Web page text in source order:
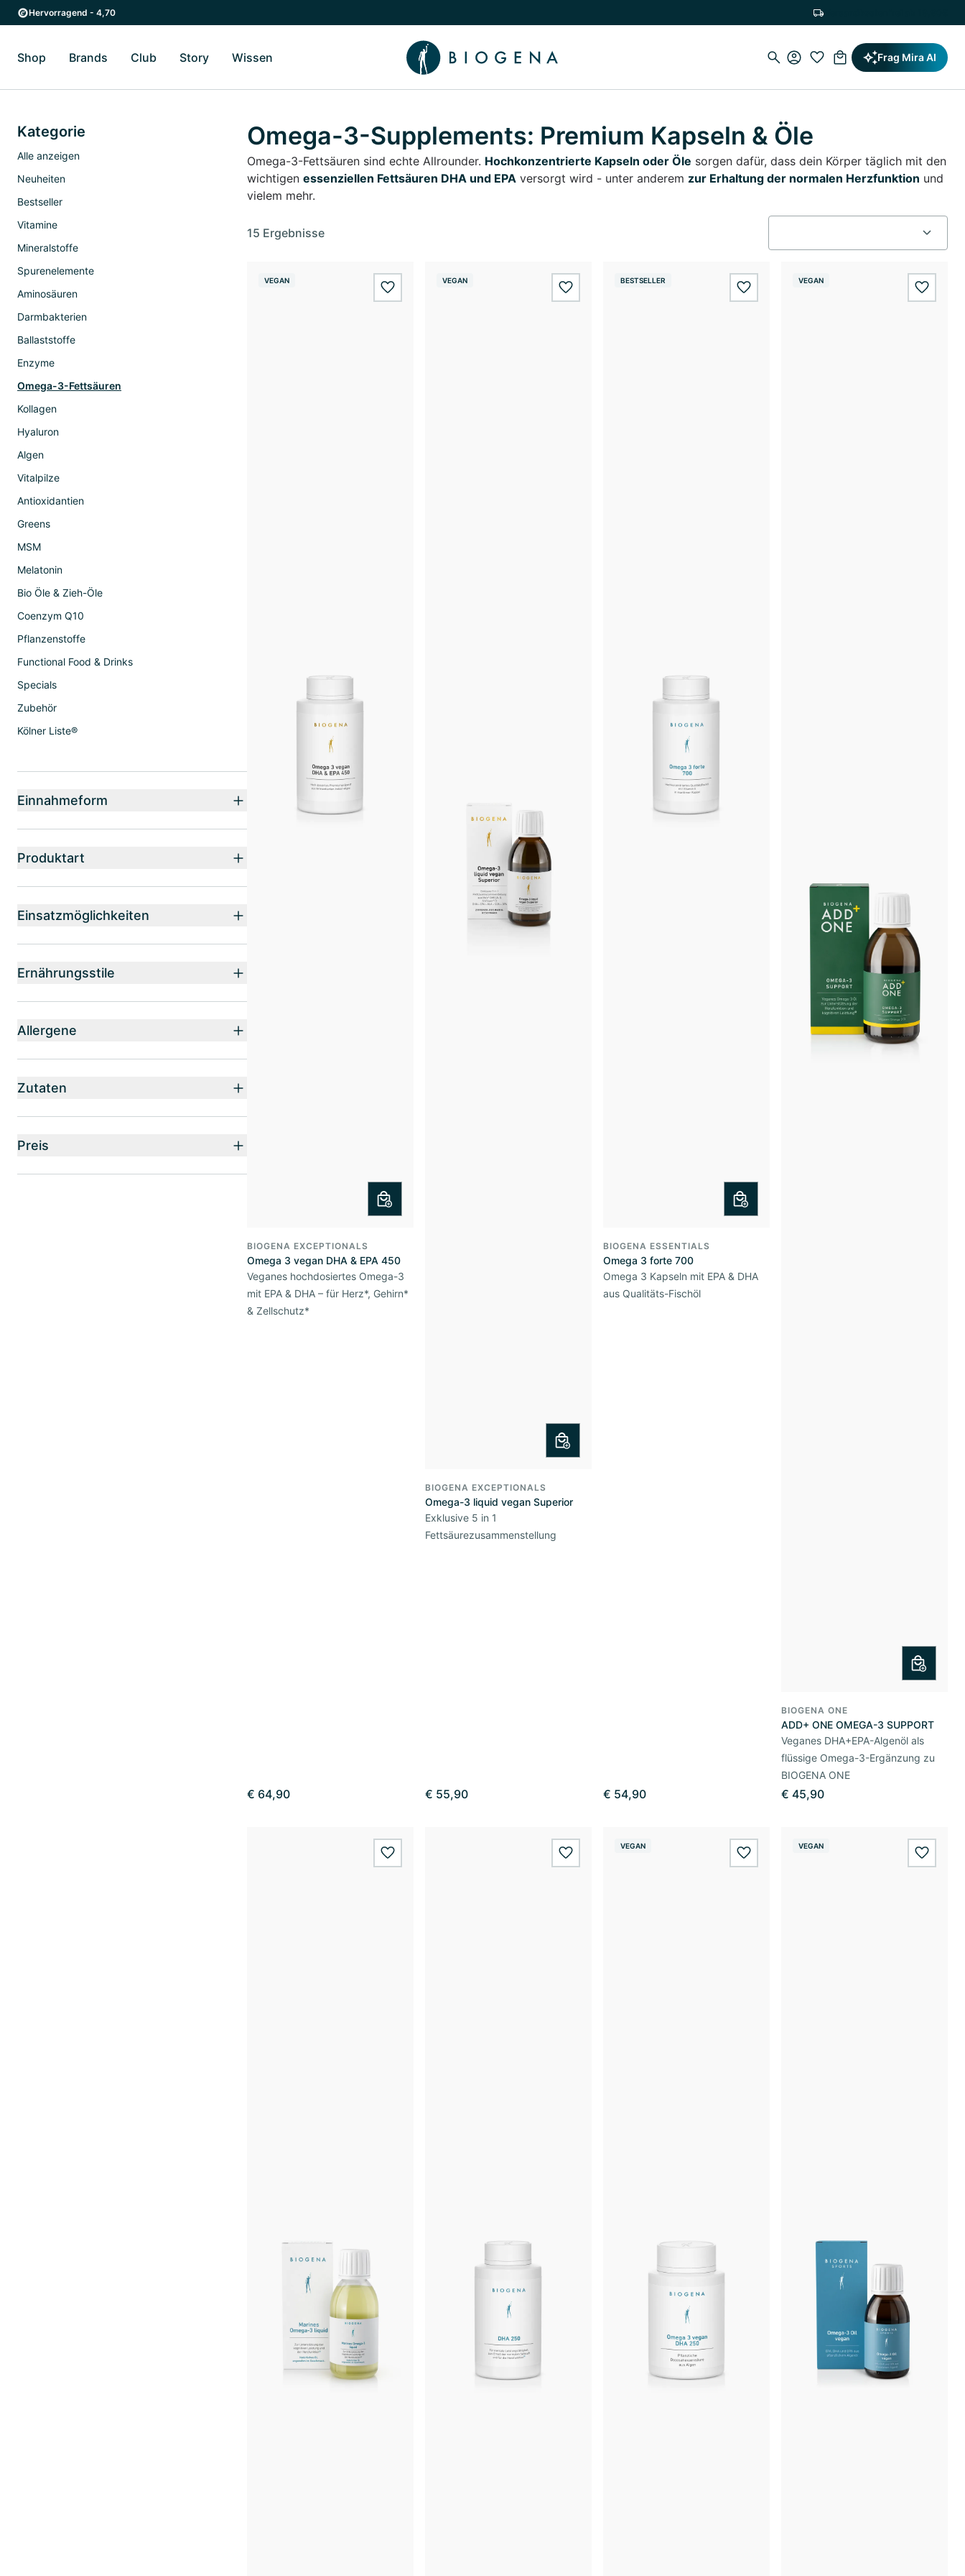
Zum Hauptinhalt springen
Zur Hauptnavigation springen
Hervorragend - 4,70
Shop Zum Untermenü Shop umschalten
Brands Zum Untermenü Brands umschalten
Club Zum Untermenü Club umschalten
Story Zum Untermenü Story umschalten
Wissen Zum Untermenü Wissen umschalten Frag Mira AI
Omega-3-Supplements: Premium Kapseln & Öle
Omega-3-Fettsäuren sind echte Allrounder. Hochkonzentrierte Kapseln oder Öle sorgen dafür, dass dein Körper täglich mit den
wichtigen essenziellen Fettsäuren DHA und EPA versorgt wird - unter anderem zur Erhaltung der normalen Herzfunktion und
vielem mehr.
15 Ergebnisse
VEGAN
wishlist.add
BIOGENA EXCEPTIONALS
Omega 3 vegan DHA & EPA 450
Veganes hochdosiertes Omega-3
mit EPA & DHA – für Herz*, Gehirn*
& Zellschutz*
€ 64,90
VEGAN
wishlist.add
BIOGENA EXCEPTIONALS
Omega-3 liquid vegan Superior
Exklusive 5 in 1
Fettsäurezusammenstellung
€ 55,90
BESTSELLER
wishlist.add
BIOGENA ESSENTIALS
Omega 3 forte 700
Omega 3 Kapseln mit EPA & DHA
aus Qualitäts-Fischöl
€ 54,90
VEGAN
BIOGENA ONE
ADD+ ONE OMEGA-3 SUPPORT
Veganes DHA+EPA-Algenöl als
flüssige Omega-3-Ergänzung zu
BIOGENA ONE
€ 45,90
wishlist.add wishlist.add
VEGAN
wishlist.add
VEGAN
Kategorie
Alle anzeigen
Neuheiten
Bestseller
Vitamine
Mineralstoffe
Spurenelemente
Aminosäuren
Darmbakterien
Ballaststoffe
Enzyme
Omega-3-Fettsäuren
Kollagen
Hyaluron
Algen
Vitalpilze
Antioxidantien
Greens
MSM
Melatonin
Bio Öle & Zieh-Öle
Coenzym Q10
Pflanzenstoffe
Functional Food & Drinks
Specials
Zubehör
Kölner Liste®
Einnahmeform
Produktart
Einsatzmöglichkeiten
Ernährungsstile
Allergene
Zutaten
Preis